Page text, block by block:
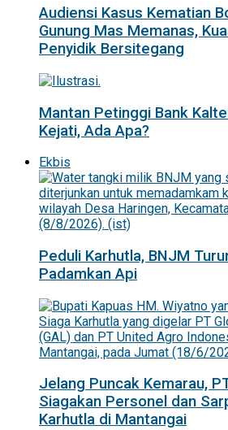
Audiensi Kasus Kematian
Gunung Mas Memanas,
Penyidik Bersitegang
Mantan Petinggi Bank
Kejati, Ada Apa?
Ekbis
Peduli Karhutla, BNJM
Padamkan Api
Jelang Puncak Kemarau,
Siagakan Personel dan
Karhutla di Mantangai